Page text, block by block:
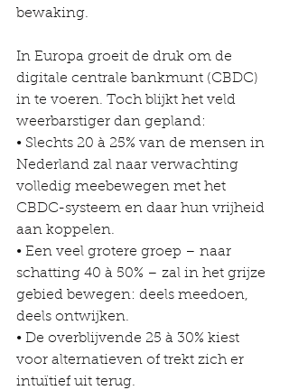
bewaking.
In Europa groeit de druk om de
digitale centrale bankmunt (CBDC)
in te voeren. Toch blijkt het veld
weerbarstiger dan gepland:
• Slechts 20 à 25% van de mensen in
Nederland zal naar verwachting
volledig meebewegen met het
CBDC-systeem en daar hun vrijheid
aan koppelen.
• Een veel grotere groep – naar
schatting 40 à 50% – zal in het grijze
gebied bewegen: deels meedoen,
deels ontwijken.
• De overblijvende 25 à 30% kiest
voor alternatieven of trekt zich er
intuïtief uit terug.